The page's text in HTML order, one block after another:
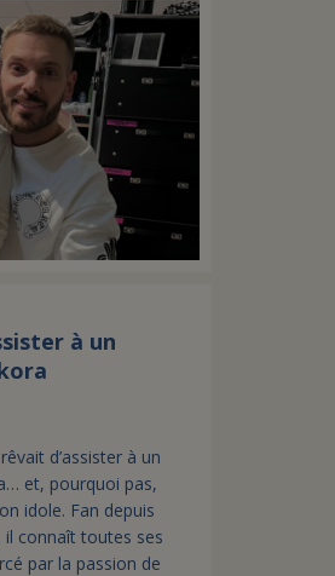
à un
d’assister à un
et, pourquoi pas,
idole. Fan depuis
il connaît toutes ses
par la passion de